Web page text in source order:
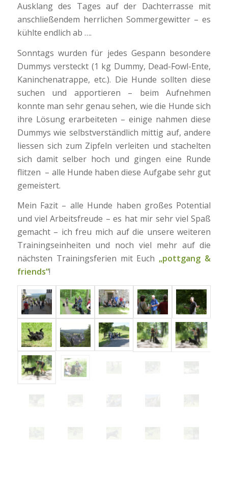
Ausklang des Tages auf der Dachterrasse mit
anschließendem herrlichen Sommergewitter – es
kühlte endlich ab ….
Sonntags wurden für jedes Gespann besondere
Dummys versteckt (1 kg Dummy, Dead-Fowl-Ente,
Kaninchenatrappe, etc.). Die Hunde sollten diese
suchen und apportieren – beim Aufnehmen
konnte man sehr genau sehen, wie die Hunde sich
ihre Lösung erarbeiteten – einige nahmen diese
Dummys wie selbstverständlich mittig auf, andere
liessen sich zum Zipfeln verleiten und stachelten
sich damit selber hoch und gingen eine Runde
flitzen – alle Hunde haben diese Aufgabe sehr gut
gemeistert.
Mein Fazit – alle Hunde haben großes Potential
und viel Arbeitsfreude – es hat mir sehr viel Spaß
gemacht – ich freu mich auf die unsere weiteren
Trainingseinheiten und noch viel mehr auf die
nächsten Trainingsferien mit Euch „pottgang &
friends“!